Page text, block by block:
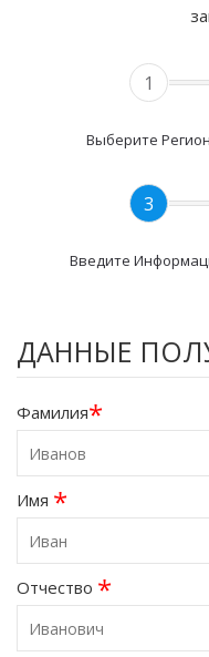
1
Выберите Регион
3
Введите
ДАННЫЕ
Фамилия*
Имя *
Отчество *